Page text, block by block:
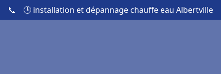
📞 🕒 installation et dépannage chauffe eau Albertville